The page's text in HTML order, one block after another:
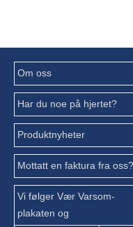
Om oss
Har du noe på hjertet?
Produktnyheter
Mottatt en faktura fra oss?
Vi følger Vær Varsom-
plakaten og